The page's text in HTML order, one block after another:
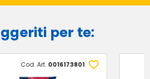
per te:
Cod. Art. 0016173801